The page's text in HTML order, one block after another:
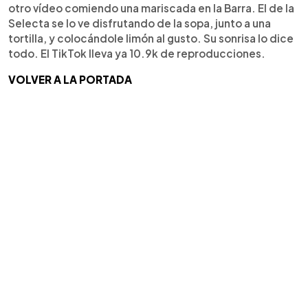
otro vídeo comiendo una mariscada en la Barra. El de la
Selecta se lo ve disfrutando de la sopa, junto a una
tortilla, y colocándole limón al gusto. Su sonrisa lo dice
todo. El TikTok lleva ya 10.9k de reproducciones.
VOLVER A LA PORTADA